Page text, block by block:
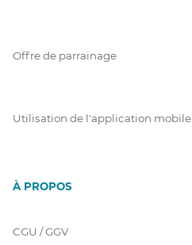
Offre de parrainage
Utilisation de l'application mobile
À PROPOS
CGU / GGV